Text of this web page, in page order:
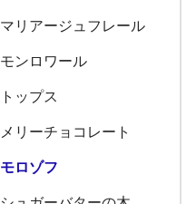
マリアージュフレール
モンロワール
トップス
メリーチョコレート
モロゾフ